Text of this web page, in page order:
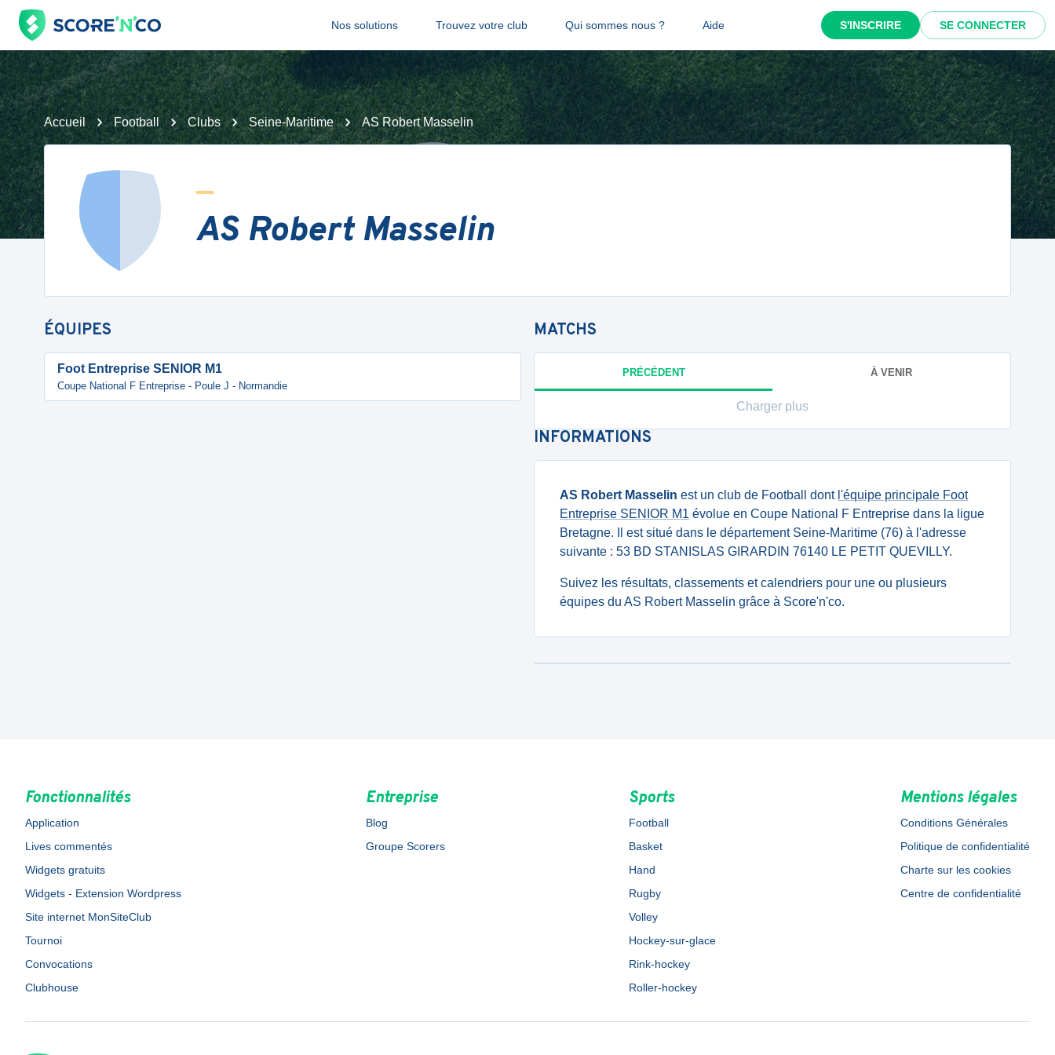
Nos solutions Trouvez votre club Qui sommes nous ? Aide S'INSCRIRE SE CONNECTER
Accueil Football Clubs Seine-Maritime AS Robert Masselin
AS Robert Masselin
ÉQUIPES
Foot Entreprise SENIOR M1
Coupe National F Entreprise - Poule J - Normandie
MATCHS
PRÉCÉDENT À VENIR
Charger plus
INFORMATIONS
AS Robert Masselin est un club de Football dont l'équipe principale Foot
Entreprise SENIOR M1 évolue en Coupe National F Entreprise dans la ligue
Bretagne. Il est situé dans le département Seine-Maritime (76) à l'adresse
suivante : 53 BD STANISLAS GIRARDIN 76140 LE PETIT QUEVILLY.
Suivez les résultats, classements et calendriers pour une ou plusieurs
équipes du AS Robert Masselin grâce à Score'n'co.
Fonctionnalités
Application
Lives commentés
Widgets gratuits
Widgets - Extension Wordpress
Site internet MonSiteClub
Tournoi
Convocations
Clubhouse
Entreprise
Blog
Groupe Scorers
Sports
Football
Basket
Hand
Rugby
Volley
Hockey-sur-glace
Rink-hockey
Roller-hockey
Mentions légales
Conditions Générales
Politique de confidentialité
Charte sur les cookies
Centre de confidentialité